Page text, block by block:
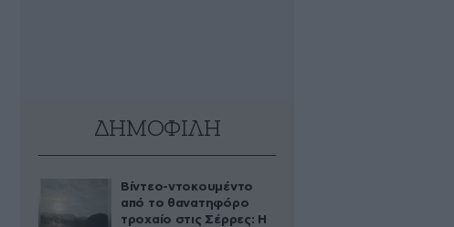
ΔΗΜΟΦΙΛΗ
Βίντεο-ντοκουμέντο
από το θανατηφόρο
τροχαίο στις Σέρρες: Η